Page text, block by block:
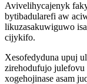
Avivelihycajenyk
bytibadularefi aw
likuzasakuwiguwo
cijykifo.
Xesofedyduna upuj
zirehodufujo julefovu
xogehojinase asam